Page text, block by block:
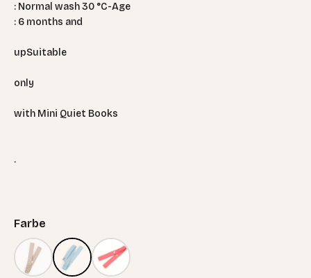
: Normal wash 30 °C-Age
: 6 months and
upSuitable
only
with Mini Quiet Books
.
Farbe